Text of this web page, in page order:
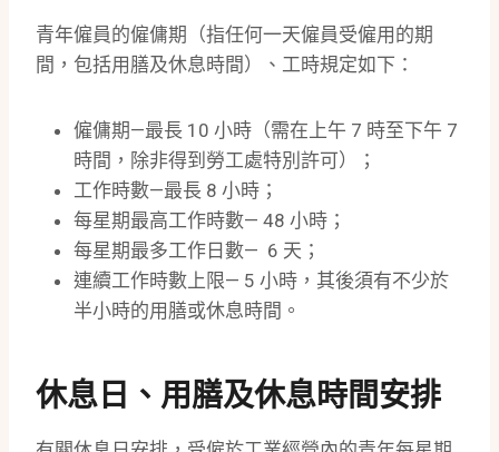
青年僱員的僱傭期（指任何一天僱員受僱用的期
間，包括用膳及休息時間）、工時規定如下：
僱傭期—最長 10 小時（需在上午 7 時至下午 7
時間，除非得到勞工處特別許可）；
工作時數—最長 8 小時；
每星期最高工作時數— 48 小時；
每星期最多工作日數— 6 天；
連續工作時數上限— 5 小時，其後須有不少於
半小時的用膳或休息時間。
休息日、用膳及休息時間安排